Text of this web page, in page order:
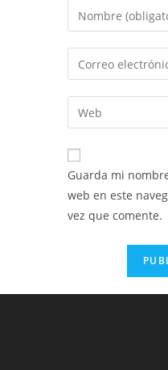
Introduce
tu
nombre
de
usuario
para
comentar
Introduce
tu
dirección
de
electrónico
para
comentar
Introduce
la
URL
de
(opcional)
Guarda mi
web en este
vez que comente.